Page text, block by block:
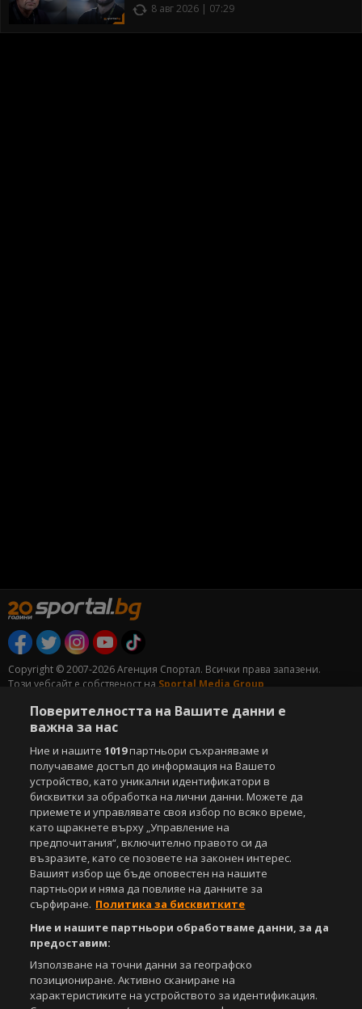
8 авг 2026 | 07:29
Copyright © 2007-2026 Агенция Спортал. Всички права запазени.
Този уебсайт е собственост на Sportal Media Group
За нас Екип За рекламa
Общи условия
Етични правила на НСС
Управление на предпочитания
Съдържанието на този уеб сайт и технологиите, използвани в него, са
под закрила на Закона за авторското право и сродните му права.
Всички статии, репортажи, интервюта и други текстови, графични и
видео материали, публикувани в сайта, са собственост на Агенция
Спортал, освен ако изрично е посочено друго. Допуска се
публикуване на текстови материали само след писмено съгласие на
Агенция Спортал, посочване на източника и добавяне на линк към
www.sportal.bg. Използването на графични и видео материали,
публикувани в сайта, е строго забранено. Нарушителите ще бъдат
санкционирани с цялата строгост на закона.
СвалиБЕЗПЛАТНОТО
Android
Поверителността на Вашите данни е
важна за нас
Ние и нашите1019партньори съхраняваме и
получаваме достъп до информация на Вашето
устройство, като уникални идентификатори в
бисквитки за обработка на лични данни. Можете да
приемете и управлявате своя избор по всяко време,
като щракнете върху „Управление на
предпочитания“, включително правото си да
възразите, като се позовете на законен интерес.
Вашият избор ще бъде оповестен на нашите
партньори и няма да повлияе на данните за
сърфиране. Политика за бисквитките
Ние и нашите партньори обработваме данни, за да
предоставим:
Използване на точни данни за географско
позициониране. Активно сканиране на
характеристиките на устройството за идентификация.